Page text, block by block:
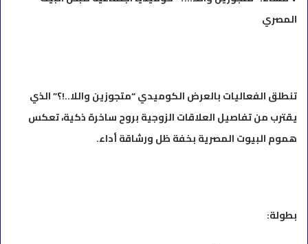
المصري
تنطلق الفعاليات بالعرض الكوميدي “متجوزين واللا..!؟” الذي
يقترب من تفاصيل العلاقات الزوجية بروح ساخرة ذكية، تعكس
هموم البيوت المصرية بخفة ظل ورشاقة أداء.
بطولة: